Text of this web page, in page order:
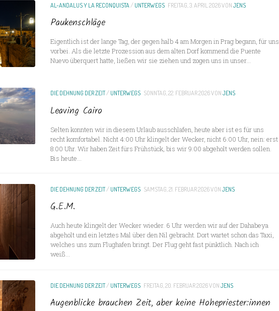
AL-ANDALUS Y LA RECONQUISTA /UNTERWEGS FREITAG, 3. APRIL 2026VONJENS
Paukenschläge
Eigentlich ist der lange Tag, der gegen halb 4 am Morgen in Prag begann, für uns
vorbei. Als die letzte Prozession aus dem alten Dorf kommend die Puente
Nuevo überquert hatte, ließen wir sie ziehen und zogen uns in unser...
DIE DEHNUNG DER ZEIT/UNTERWEGS SONNTAG, 22. FEBRUAR 2026VONJENS
Leaving Cairo
Selten konnten wir in diesem Urlaub ausschlafen, heute aber ist es für uns
recht komfortabel. Nicht 4:00 Uhr klingelt der Wecker, nicht 6:00 Uhr, nein: erst
8:00 Uhr. Wir haben Zeit fürs Frühstück, bis wir 9:00 abgeholt werden sollen.
Bis heute...
DIE DEHNUNG DER ZEIT/UNTERWEGS SAMSTAG, 21. FEBRUAR 2026VONJENS
G.E.M.
Auch heute klingelt der Wecker wieder. 6 Uhr werden wir auf der Dahabeya
abgeholt und ein letztes Mal über den Nil gebracht. Dort wartet schon das Taxi,
welches uns zum Flughafen bringt. Der Flug geht fast pünktlich. Nach ich
weiß...
DIE DEHNUNG DER ZEIT/UNTERWEGS FREITAG, 20. FEBRUAR 2026VONJENS
Augenblicke brauchen Zeit, aber keine Hohepriester:innen